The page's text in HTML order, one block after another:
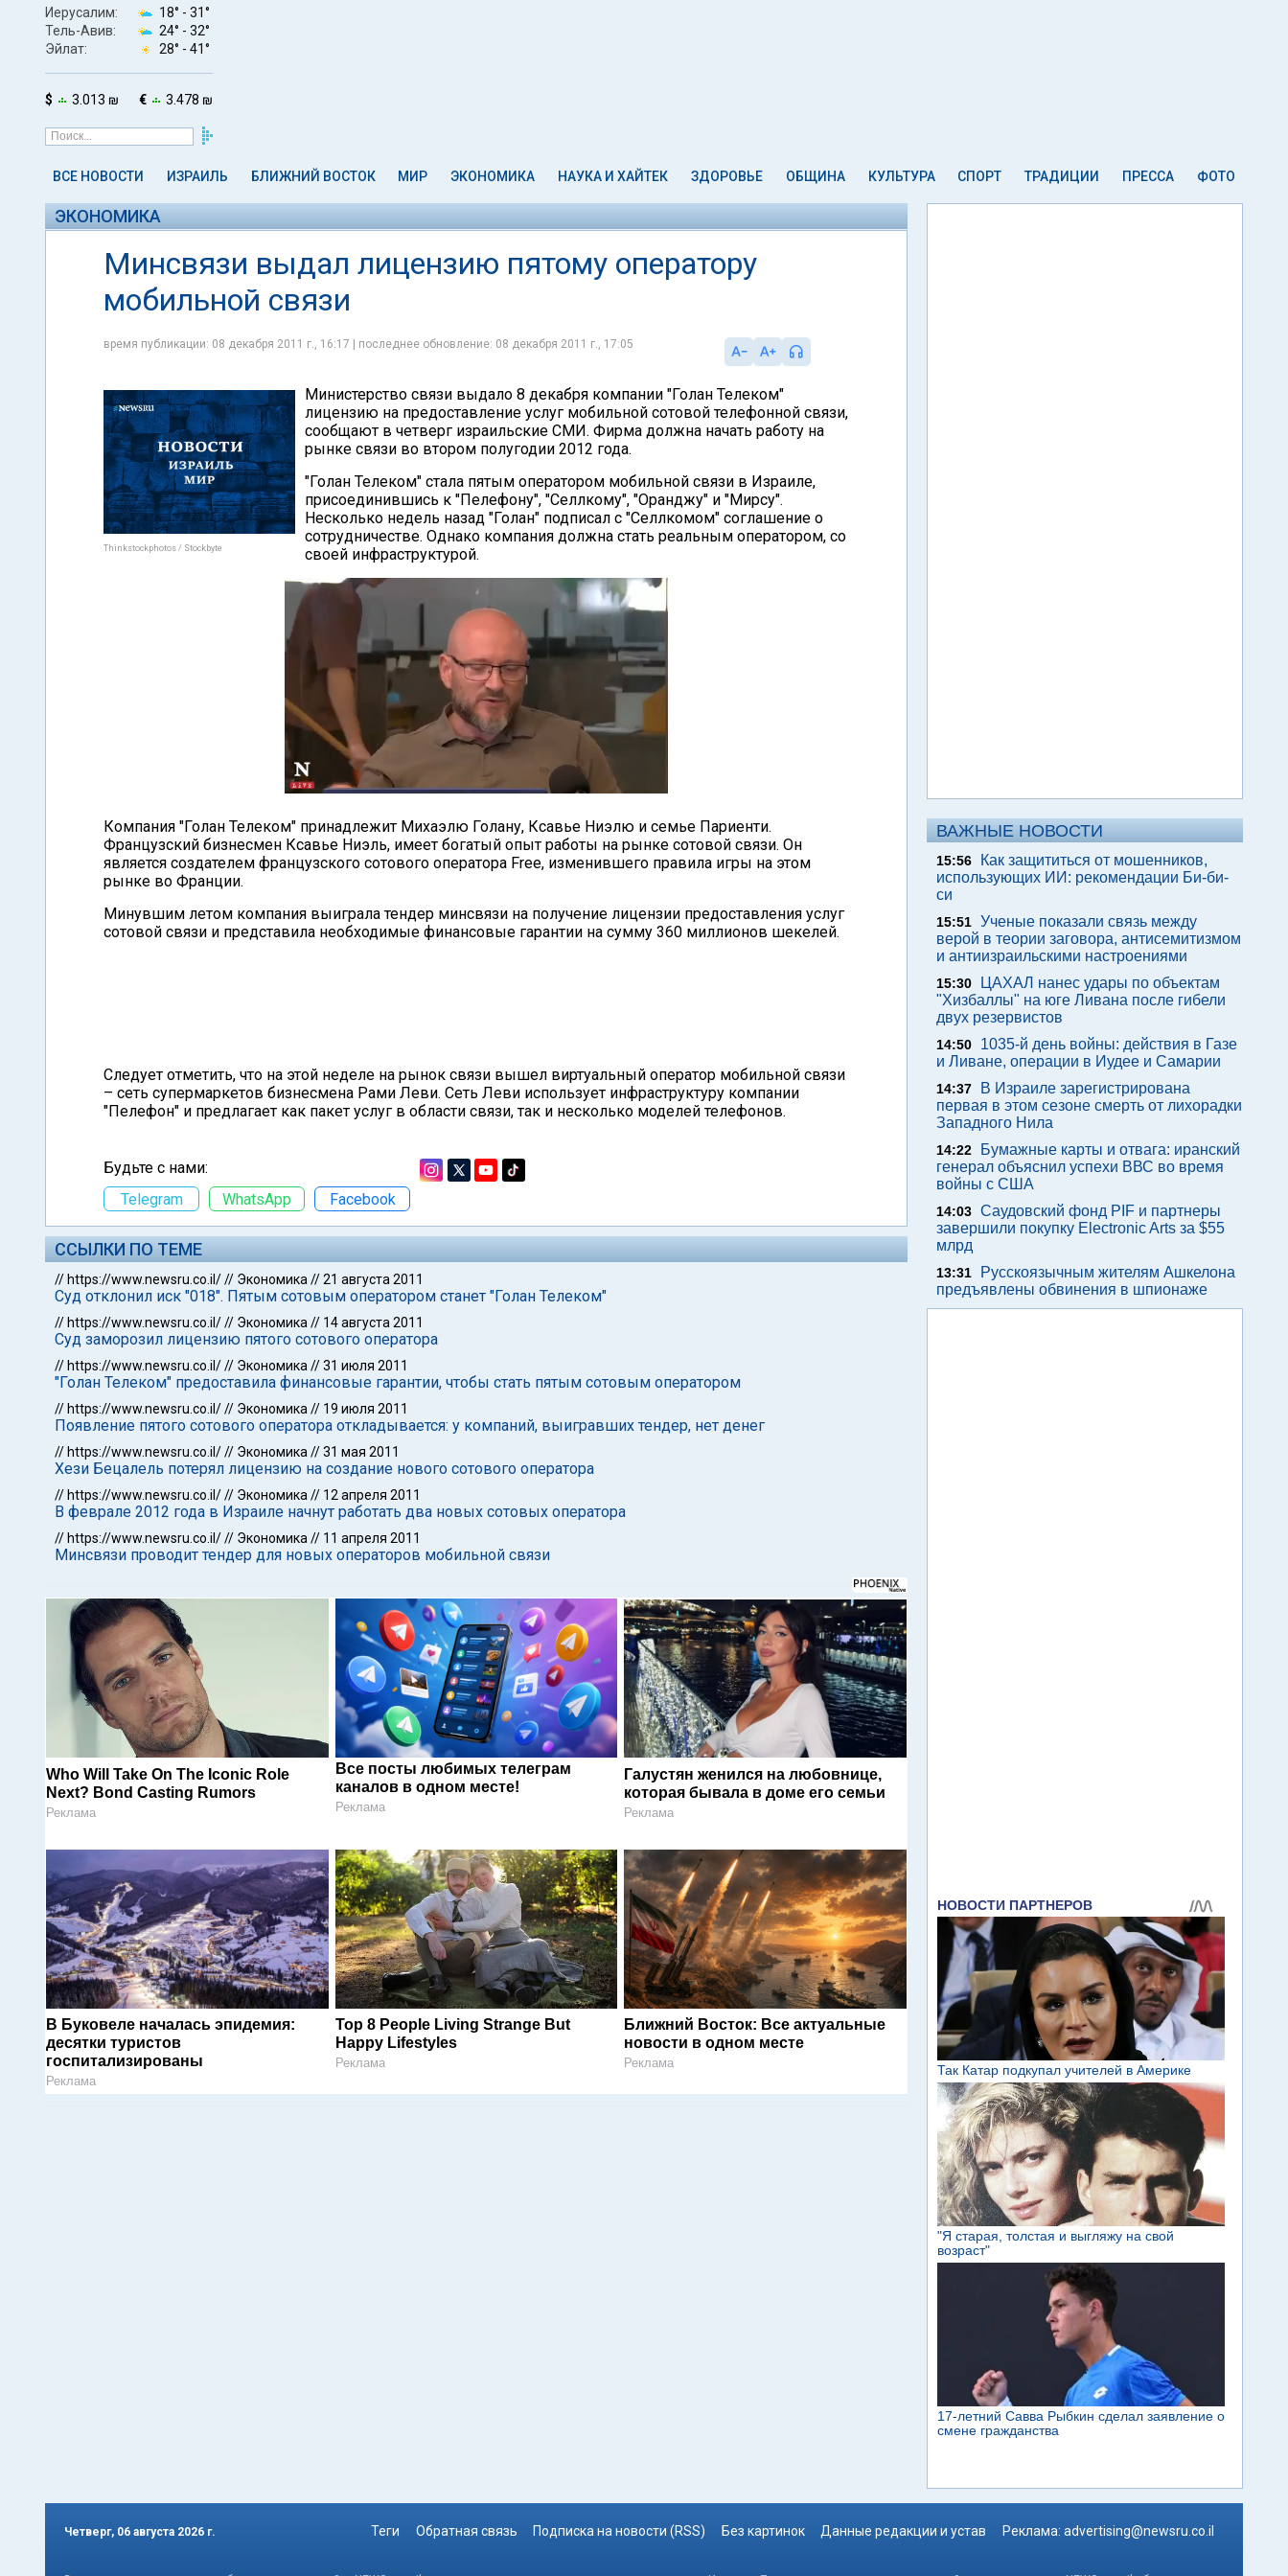
Иерусалим: 18° - 31°
Тель-Авив:
24° - 32°
Эйлат:
28° - 41°
$ 3.013 ₪ € 3.478 ₪
ВСЕ НОВОСТИ ИЗРАИЛЬ БЛИЖНИЙ ВОСТОК МИР ЭКОНОМИКА НАУКА И ХАЙТЕК ЗДОРОВЬЕ ОБЩИНА КУЛЬТУРА СПОРТ ТРАДИЦИИ ПРЕССА ФОТО
ЭКОНОМИКА
Минсвязи выдал лицензию пятому оператору
мобильной связи
время публикации: 08 декабря 2011 г., 16:17 | последнее обновление: 08 декабря 2011 г., 17:05
Thinkstockphotos / Stockbyte
Министерство связи выдало 8 декабря компании "Голан Телеком"
лицензию на предоставление услуг мобильной сотовой телефонной связи,
сообщают в четверг израильские СМИ. Фирма должна начать работу на
рынке связи во втором полугодии 2012 года.
"Голан Телеком" стала пятым оператором мобильной связи в Израиле,
присоединившись к "Пелефону", "Селлкому", "Оранджу" и "Мирсу".
Несколько недель назад "Голан" подписал с "Селлкомом" соглашение о
сотрудничестве. Однако компания должна стать реальным оператором, со
своей инфраструктурой.
Компания "Голан Телеком" принадлежит Михаэлю Голану, Ксавье Ниэлю и семье Париенти.
Французский бизнесмен Ксавье Ниэль, имеет богатый опыт работы на рынке сотовой связи. Он
является создателем французского сотового оператора Free, изменившего правила игры на этом
рынке во Франции.
Минувшим летом компания выиграла тендер минсвязи на получение лицензии предоставления услуг
сотовой связи и представила необходимые финансовые гарантии на сумму 360 миллионов шекелей.
Следует отметить, что на этой неделе на рынок связи вышел виртуальный оператор мобильной связи
– сеть супермаркетов бизнесмена Рами Леви. Сеть Леви использует инфраструктуру компании
"Пелефон" и предлагает как пакет услуг в области связи, так и несколько моделей телефонов.
Будьте с нами:
Telegram
WhatsApp Facebook
ССЫЛКИ ПО ТЕМЕ
// https://www.newsru.co.il/// Экономика //21 августа 2011
Суд отклонил иск "018". Пятым сотовым оператором станет "Голан Телеком"
// https://www.newsru.co.il/// Экономика // 14 августа 2011
Суд заморозил лицензию пятого сотового оператора
// https://www.newsru.co.il/// Экономика //31 июля 2011
"Голан Телеком" предоставила финансовые гарантии, чтобы стать пятым сотовым оператором
// https://www.newsru.co.il/// Экономика // 19 июля 2011
Появление пятого сотового оператора откладывается: у компаний, выигравших тендер, нет денег
// https://www.newsru.co.il/// Экономика //31 мая 2011
Хези Бецалель потерял лицензию на создание нового сотового оператора
// https://www.newsru.co.il/// Экономика // 12 апреля 2011
В феврале 2012 года в Израиле начнут работать два новых сотовых оператора
// https://www.newsru.co.il/// Экономика // 11 апреля 2011
Минсвязи проводит тендер для новых операторов мобильной связи
Who Will Take On The Iconic Role
Next? Bond Casting Rumors
Реклама
Все посты любимых телеграм
каналов в одном месте!
Реклама
Галустян женился на любовнице,
которая бывала в доме его семьи
Реклама
В Буковеле началась эпидемия:
десятки туристов
госпитализированы
Реклама
Top 8 People Living Strange But
Happy Lifestyles
Реклама
Ближний Восток: Все актуальные
новости в одном месте
Реклама
ВАЖНЫЕ НОВОСТИ
15:56
Как защититься от мошенников,
использующих ИИ: рекомендации Би-би-
си
15:51 Ученые показали связь между
верой в теории заговора, антисемитизмом
и антиизраильскими настроениями
15:30
ЦАХАЛ нанес удары по объектам
"Хизбаллы" на юге Ливана после гибели
двух резервистов
14:50
1035-й день войны: действия в Газе
и Ливане, операции в Иудее и Самарии
14:37
В Израиле зарегистрирована
первая в этом сезоне смерть от лихорадки
Западного Нила
14:22
Бумажные карты и отвага: иранский
генерал объяснил успехи ВВС во время
войны с США
14:03 Саудовский фонд PIF и партнеры
завершили покупку Electronic Arts за $55
млрд
13:31
Русскоязычным жителям Ашкелона
предъявлены обвинения в шпионаже
Четверг, 06 августа 2026 г. Теги Обратная связь Подписка на новости (RSS) Без картинок Данные редакции и устав Реклама: advertising@newsru.co.il